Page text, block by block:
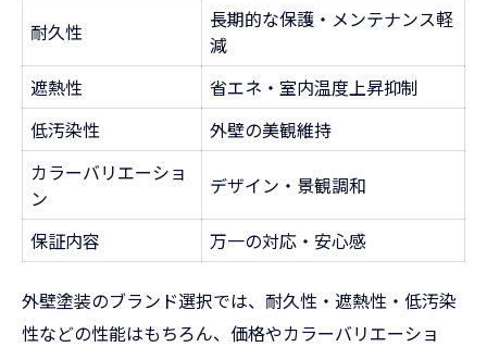
耐久性
長期的な保護・メンテナンス軽
減
遮熱性
省エネ・室内温度上昇抑制
低汚染性
外壁の美観維持
カラーバリエーショ
ン
デザイン・景観調和
保証内容 万一の対応・安心感
外壁塗装のブランド選択では、耐久性・遮熱性・低汚染
性などの性能はもちろん、価格やカラーバリエーショ